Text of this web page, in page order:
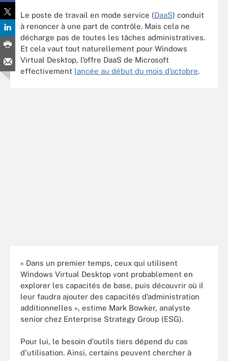
Le poste de travail en mode service (DaaS) conduit
à renoncer à une part de contrôle. Mais cela ne
décharge pas de toutes les tâches administratives.
Et cela vaut tout naturellement pour Windows
Virtual Desktop, l’offre DaaS de Microsoft
effectivement lancée au début du mois d’octobre.
« Dans un premier temps, ceux qui utilisent
Windows Virtual Desktop vont probablement en
explorer les capacités de base, puis découvrir où il
leur faudra ajouter des capacités d’administration
additionnelles », estime Mark Bowker, analyste
senior chez Enterprise Strategy Group (ESG).
Pour lui, le besoin d'outils tiers dépend du cas
d'utilisation. Ainsi, certains peuvent chercher à